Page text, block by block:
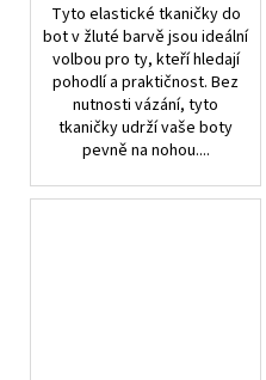
Tyto elastické tkaničky do
bot v žluté barvě jsou ideální
volbou pro ty, kteří hledají
pohodlí a praktičnost. Bez
nutnosti vázání, tyto
tkaničky udrží vaše boty
pevně na nohou....